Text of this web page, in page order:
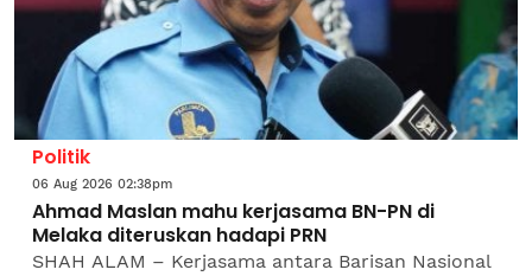
Politik
06 Aug 2026 02:38pm
Ahmad Maslan mahu kerjasama BN-PN di
Melaka diteruskan hadapi PRN
SHAH ALAM – Kerjasama antara Barisan Nasional